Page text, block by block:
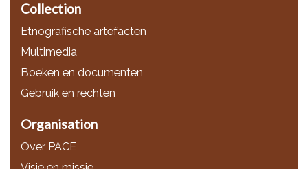
Collection
Etnografische artefacten
Multimedia
Boeken en documenten
Gebruik en rechten
Organisation
Over PACE